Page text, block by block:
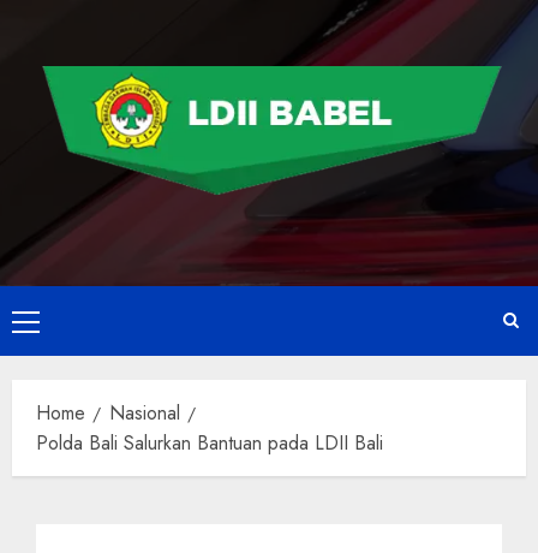
Home
Nasional
Polda Bali Salurkan Bantuan pada LDII Bali